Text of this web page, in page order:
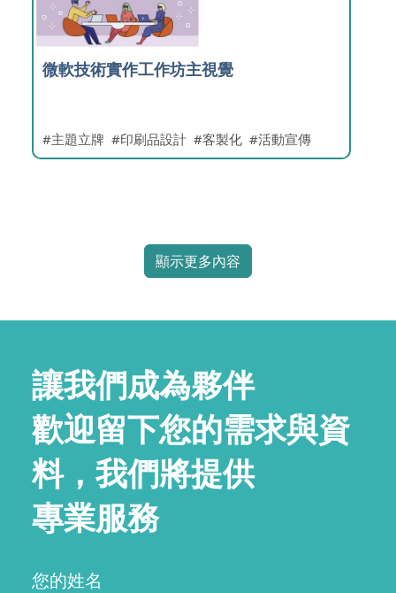
微軟技術實作工作坊主視覺
主題立牌 印刷品設計 客製化 活動宣傳
顯示更多內容
讓我們成為夥伴
歡迎留下您的需求與資
料，我們將提供
專業服務
您的姓名